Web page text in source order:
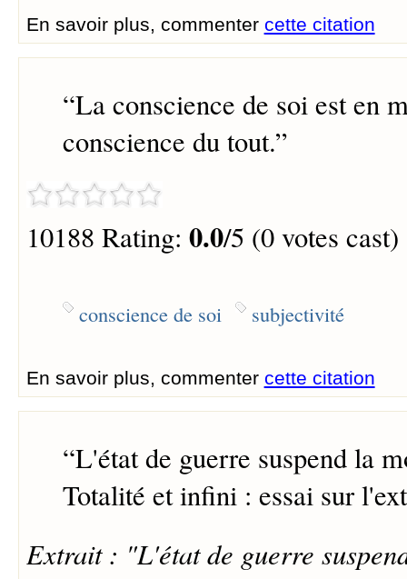
En savoir plus, commenter cette citation
“La conscience de soi est en
conscience du tout.”
10188 Rating: 0.0/5 (0 votes cast)
conscience de soi subjectivité
En savoir plus, commenter cette citation
“L'état de guerre suspend la
Totalité et infini : essai sur
Extrait : "L'état de guerre